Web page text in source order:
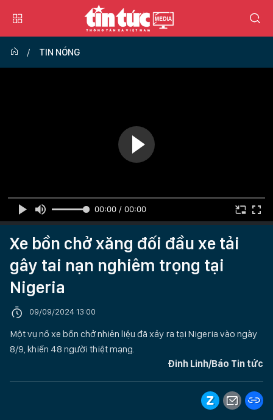
TIN NÓNG
00:00 / 00:00
Xe bồn chở xăng đối đầu xe tải
gây tai nạn nghiêm trọng tại
Nigeria
09/09/2024 13:00
Một vụ nổ xe bồn chở nhiên liệu đã xảy ra tại Nigeria vào ngày
8/9, khiến 48 người thiệt mạng.
Đinh Linh/Báo Tin tức